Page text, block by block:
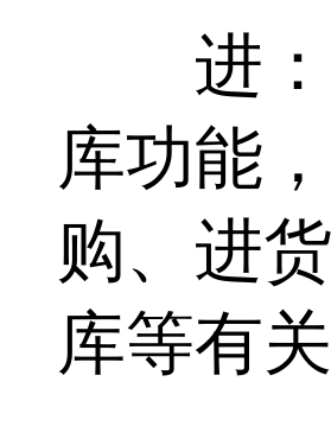
进：
库功能
购、进
库等有关